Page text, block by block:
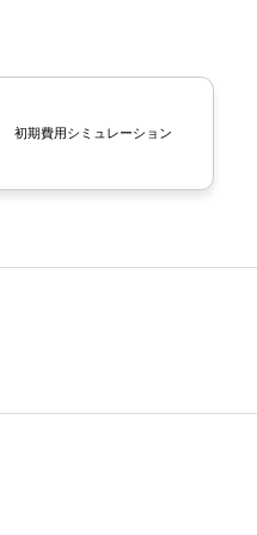
初期費用シミュレーション